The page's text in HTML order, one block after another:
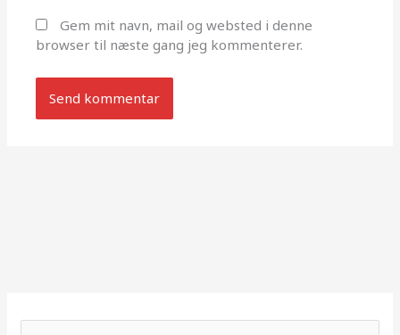
Gem mit navn, mail og websted i denne
browser til næste gang jeg kommenterer.